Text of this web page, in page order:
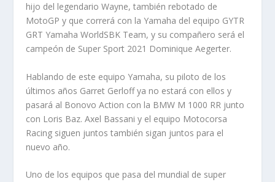
hijo del legendario Wayne, también rebotado de
MotoGP y que correrá con la Yamaha del equipo GYTR
GRT Yamaha WorldSBK Team, y su compañero será el
campeón de Super Sport 2021 Dominique Aegerter.
Hablando de este equipo Yamaha, su piloto de los
últimos años Garret Gerloff ya no estará con ellos y
pasará al Bonovo Action con la BMW M 1000 RR junto
con Loris Baz. Axel Bassani y el equipo Motocorsa
Racing siguen juntos también sigan juntos para el
nuevo año.
Uno de los equipos que pasa del mundial de super